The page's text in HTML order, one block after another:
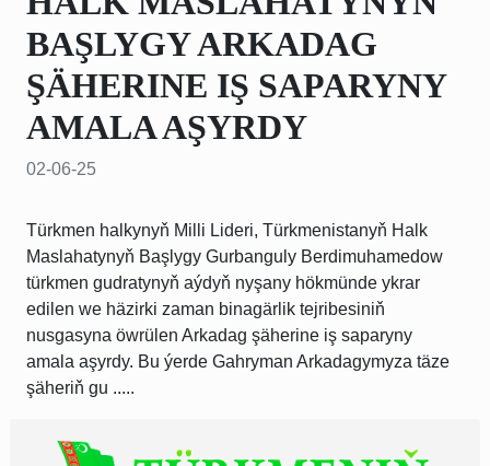
BAŞLYGY ARKADAG
ŞÄHERINE IŞ SAPARYNY
AMALA AŞYRDY
02-06-25
Türkmen halkynyň Milli Lideri, Türkmenistanyň Halk
Maslahatynyň Başlygy Gurbanguly Berdimuhamedow
türkmen gudratynyň aýdyň nyşany hökmünde ykrar
edilen we häzirki zaman binagärlik tejribesiniň
nusgasyna öwrülen Arkadag şäherine iş saparyny
amala aşyrdy. Bu ýerde Gahryman Arkadagymyza täze
şäheriň gu .....